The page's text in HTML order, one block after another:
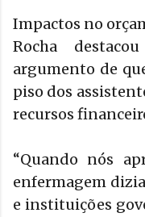
Impactos no
Rocha
argumento de
piso dos
recursos
“Quando nós
enfermagem
e instituições